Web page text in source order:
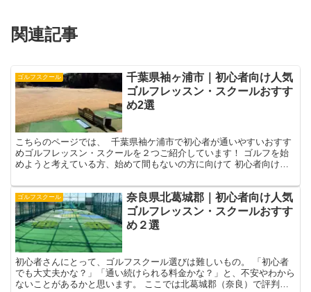
関連記事
ゴルフスクール
千葉県袖ヶ浦市｜初心者向け人気
ゴルフレッスン・スクールおすす
め2選
こちらのページでは、 千葉県袖ケ浦市で初心者が通いやすいおすす
めゴルフレッスン・スクールを２つご紹介しています！ ゴルフを始
めようと考えている方、始めて間もないの方に向けて 初心者向けの
ゴルフスクール
奈良県北葛城郡｜初心者向け人気
ゴルフレッスン・スクールおすす
め２選
初心者さんにとって、ゴルフスクール選びは難しいもの。 「初心者
でも大丈夫かな？」「通い続けられる料金かな？」と、不安やわから
ないことがあるかと思います。 ここでは北葛城郡（奈良）で評判の